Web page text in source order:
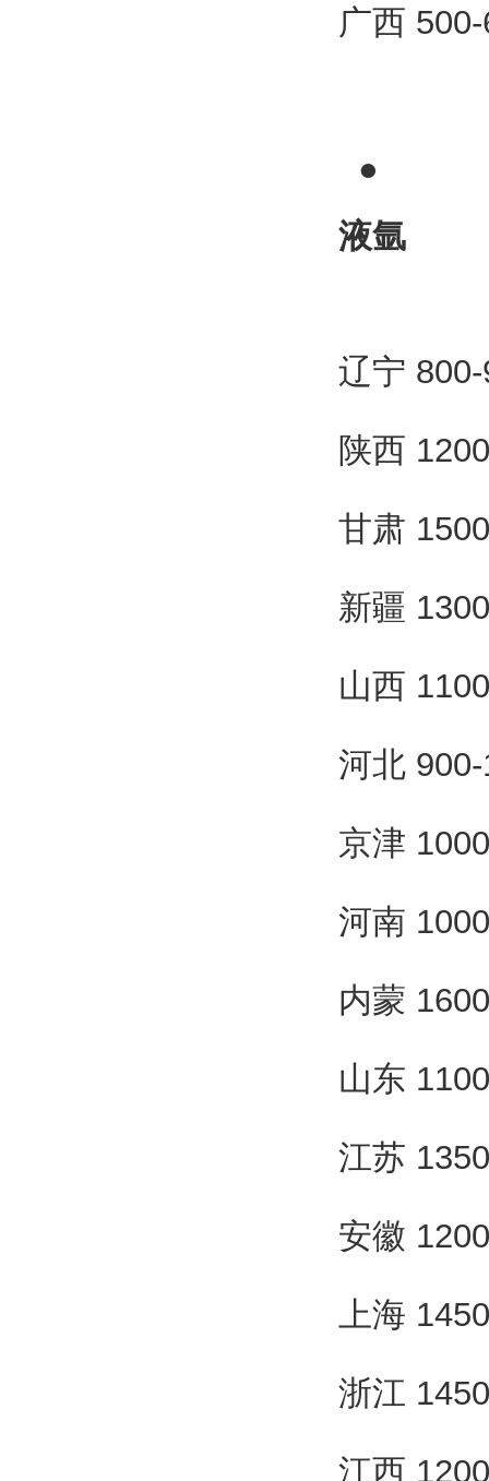
广西
●
液氩
辽宁
陕西
甘肃
新疆
山西
河北
京津
河南
内蒙
山东
江苏
安徽
上海
浙江
江西